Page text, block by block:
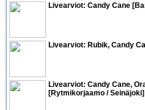
Livearviot: Candy Cane
Livearviot: Rubik, Candy
Livearviot: Candy Cane,
[Rytmikorjaamo / Seinäjoki]